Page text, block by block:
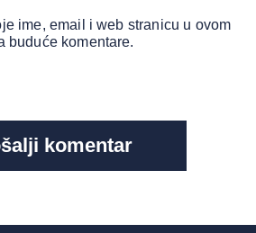
ime, email i web stranicu u ovom
buduće komentare.